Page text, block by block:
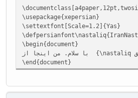
\usepackage{xepersian}
\settextfont[Scale=1.2]{Yas}
\begin{document}
\end{document}